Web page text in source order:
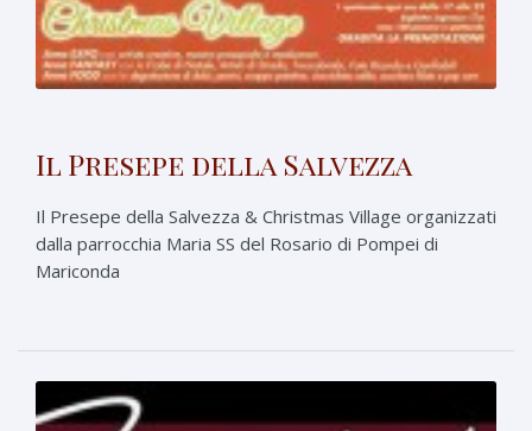
Il Presepe della Salvezza
Il Presepe della Salvezza & Christmas Village organizzati
dalla parrocchia Maria SS del Rosario di Pompei di
Mariconda